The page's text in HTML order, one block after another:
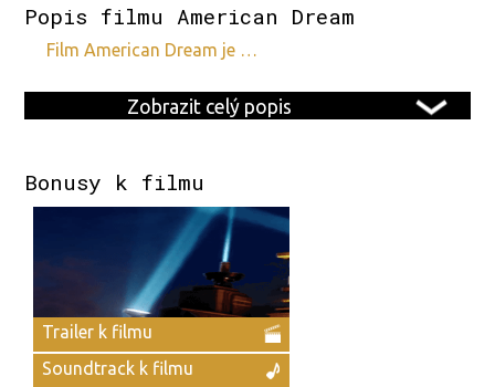
Popis filmu American Dream
film American Dream je …
Zobrazit celý popis
Bonusy k filmu
Trailer k filmu
Soundtrack k filmu